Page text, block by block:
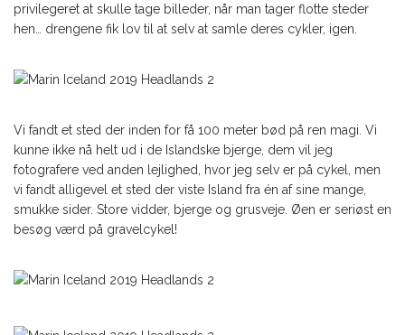
privilegeret at skulle tage billeder, når man tager flotte steder
hen… drengene fik lov til at selv at samle deres cykler, igen.
Vi fandt et sted der inden for få 100 meter bød på ren magi. Vi
kunne ikke nå helt ud i de Islandske bjerge, dem vil jeg
fotografere ved anden lejlighed, hvor jeg selv er på cykel, men
vi fandt alligevel et sted der viste Island fra én af sine mange,
smukke sider. Store vidder, bjerge og grusveje. Øen er seriøst en
besøg værd på gravelcykel!